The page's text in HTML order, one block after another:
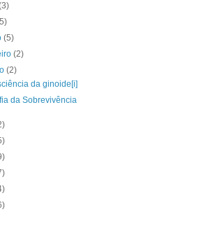
(5)
(2)
(2)
da ginoide[i]
da Sobrevivência